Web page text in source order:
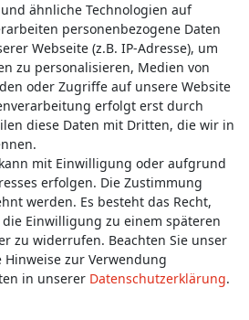
Sie einen Rückruf?
Sie uns:
ähnliche Technologien auf
personenbezogene Daten
Webseite (z.B. IP-Adresse), um
zu personalisieren, Medien von
oder Zugriffe auf unsere Website
erfolgt erst durch
diese Daten mit Dritten, die wir in
mit Einwilligung oder aufgrund
erfolgen. Die Zustimmung
werden. Es besteht das Recht,
Einwilligung zu einem späteren
zu widerrufen. Beachten Sie unser
Hinweise zur Verwendung
in unserer Daten­schutz­erklärung.